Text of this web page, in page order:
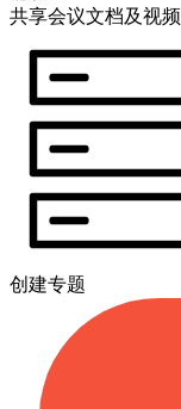
共享会议文档及视频
创建专题